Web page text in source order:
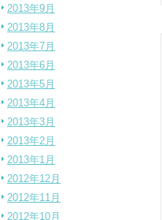
2013年9月
2013年8月
2013年7月
2013年6月
2013年5月
2013年4月
2013年3月
2013年2月
2013年1月
2012年12月
2012年11月
2012年10月